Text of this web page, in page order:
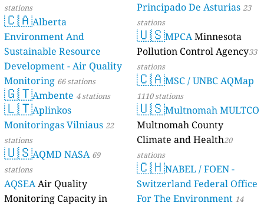
stations
🇨🇦Alberta
Environment And
Sustainable Resource
Development - Air Quality
Monitoring 66 stations
🇬🇹Ambente 4 stations
🇱🇹Aplinkos
Monitoringas Vilniaus 22
stations
🇺🇸AQMD NASA 69
stations
AQSEAAir Quality
Monitoring Capacity in
Principado De Asturias 23
stations
🇺🇸MPCAMinnesota
Pollution Control Agency33
stations
🇨🇦MSC / UNBC AQMap
1110 stations
🇺🇸Multnomah MULTCO
Multnomah County
Climate and Health20
stations
🇨🇭NABEL / FOEN -
Switzerland Federal Office
For The Environment 14